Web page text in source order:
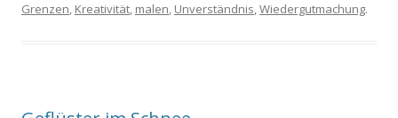
Grenzen, Kreativität, malen, Unverständnis,Wiedergutmachung.